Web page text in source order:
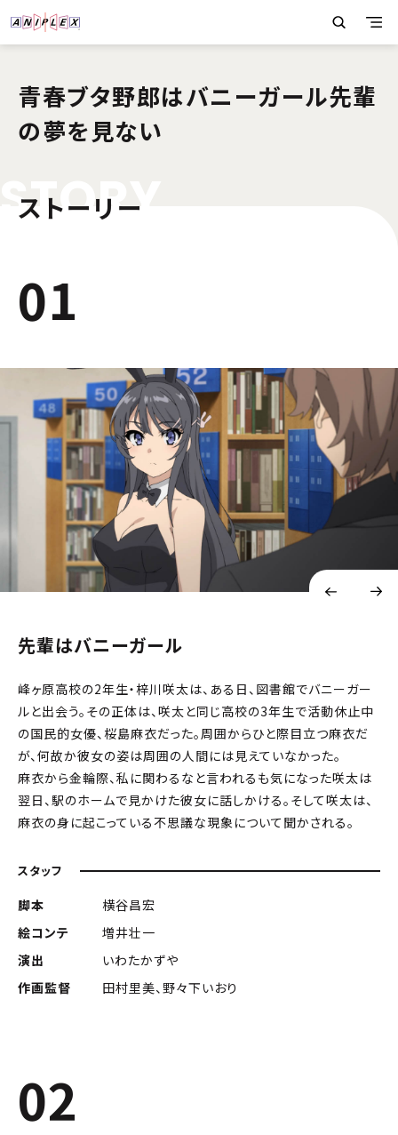
青春ブタ野郎はバニーガール先輩
の夢を見ない
STORY
ストーリー
01
先輩はバニーガール
峰ヶ原高校の2年生・梓川咲太は、ある日、図書館でバニーガー
ルと出会う。その正体は、咲太と同じ高校の3年生で活動休止中
の国民的女優、桜島麻衣だった。周囲からひと際目立つ麻衣だ
が、何故か彼女の姿は周囲の人間には見えていなかった。
麻衣から金輪際、私に関わるなと言われるも気になった咲太は
翌日、駅のホームで見かけた彼女に話しかける。そして咲太は、
麻衣の身に起こっている不思議な現象について聞かされる。
スタッフ
脚本
横谷昌宏
絵コンテ
増井壮一
演出
いわたかずや
作画監督
田村里美、野々下いおり
02